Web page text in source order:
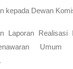
kepada Dewan
Laporan Realisasi
Umum